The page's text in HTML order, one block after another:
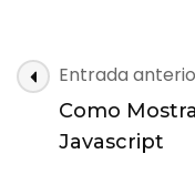
Navegación
de
entradas
Entrada
Como
Javascript